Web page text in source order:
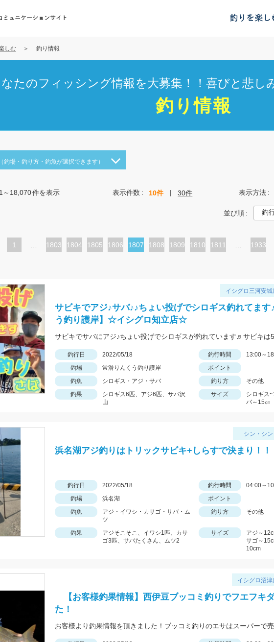
ミュニケーションサイト 釣りを楽し
しむ 釣り情報
たのフィッシング情報を大募集！！喜びと悲し
釣り情報
（釣場・釣り方・釣魚が選択できます）
～18,070件を表示 表示件数 10件 30件 表示方法
並び順
1
ペ
1803
ペ
1804
ペ
1805
ペ
1806
カ
ペ
ー
ジ
1807
ペ
1808
ペ
1809
ペ
1810
ペ
1811 1933
イシグロ三河安城
サビキでアジ♪サバ♪♪ちょい投げでシロギス釣れてま
う釣り護岸】☆イシグロ知立店☆
釣行日 2022/05/18 釣行時間
13:00～
釣場
常滑りんくう釣り護岸
ポイント
釣魚
シロギス・アジ・サバ 釣り方
その他
釣果
シロギス6匹、アジ6匹、サバ沢
山
サイズ
シロギス
バ～15㎝
シン・シン
浜名湖アジ釣りはトリックサビキ+しらすで決まり！！
釣行日 2022/05/18 釣行時間
04:00～
釣場
浜名湖
ポイント
釣魚
アジ・イワシ・カサゴ・サバ・ム
ツ
釣り方 その他
釣果
アジそこそこ、イワシ1匹、カサ
ゴ3匹、サバたくさん、ムツ2
サイズ
アジ～
サゴ～
10cm
イシグロ沼津
【お客様釣果情報】西伊豆ブッコミ釣りでフエフキ
た！